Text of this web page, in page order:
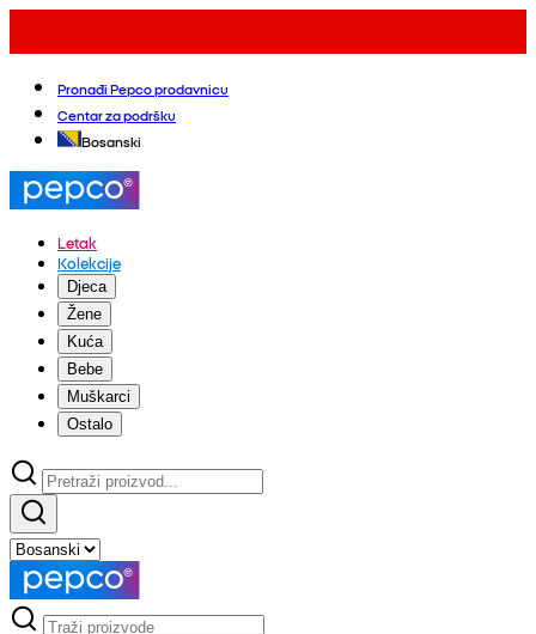
Pronađi Pepco prodavnicu
Centar za podršku
Bosanski
Letak
Kolekcije
Djeca
Žene
Kuća
Bebe
Muškarci
Ostalo